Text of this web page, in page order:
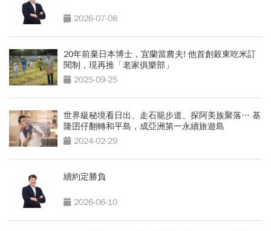
2026-07-08
20年前棄日本博士，宜蘭當農夫! 他首創穀東吃米訂
閱制，現再推「老家俱樂部」
2025-09-25
世界級秘境看日出、走石籠步道、探阿美族聚落… 基
隆囝仔翻轉和平島，成亞洲第一永續旅遊島
2024-02-29
續約定勝負
2026-06-10